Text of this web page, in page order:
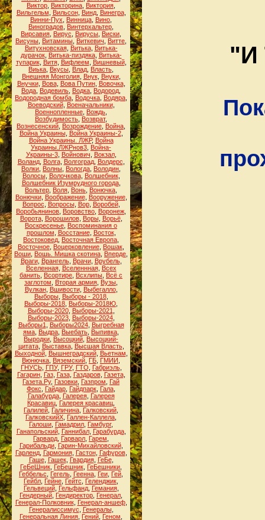
Виктор Викторина Виктория
Вильгельм
Вильсон, Винд, Винегра,
Винни-Пух
Винница Вино
Виноградов Винтерхальтер
Вирсавия Вирус Вирусы Виски
Висуны Витамины Виткевич Витте
Витухновская, Витька, Витька-
дурачок, Витька-пиздяка, Витька-
тупарик, Витя, Вифлеем Вишневый,
Виька Вкусы Влад Власть
Внешняя Монголия, Внук, Внуки,
Внучки, Вова, Вова Путин, Вовочка,
Вода Водевиль Водка Водород
Водородная бомба Водочка Водяра
Воеводский, Военачальники,
Военнопленные Вождь
Возбудимость Возврат,
Вознесенский Возрождение Война
Война Украины, Война Украины-2,
Война Украины. ЛЖР, Война
Украины.ЛЖРнов3 Война-
Украины-3, Войнович Вокзал,
Воланд, Волга, Волгоград, Волдерс
Волки Волны Вологда Володин
Волосы, Волочкова, Волшебник,
Волшебник Изумрудного города,
Вольтер Воля Вонь Вонючка
Вонючки, Воображение, Вооружение,
Вопрос
Вопросы, Вор, Воробей,
Воробьянинов Воровство Воронеж
Ворота, Ворошилов, Воры, Ворьё,
Воскресенье Воспоминания о
прошлом
Восстание, Восток,
Востоковед Восточная Европа
Восточное Воцерковление Вошак
Воши Вошь. Мишка скотина Вперде
Враги, Врангель, Врачи, Врубель,
Вселенная, Вселеннная, Всех
банить Всортире Всхлипы Всё с
заглотом
Вторая армия Вузы
Вулкан, Вшивости, Выбегалло,
Выборы, Выборы - 2018,
Выборы-2018 Выборы-2018Ю
Выборы-2020, Выборы-2021
Выборы-2023, Выборы-2024,
Выборы1
Выборы2024, Выгребная
яма Выдра Выебать Выпивка
Выродки Высоцкий Высоцкий-
цитата, Выставка, Высшая Власть,
Выходной, Вышнеградский, Вьетнам
Вюнючка Вяземский ГБ ГМИИ
ГНУСЬ, ГПУ, ГРУ, ГТО Габриэль,
Гагарин, Газ, Газа, Газдаров, Газета,
Газета.Ру, Газовки Газпром
Гай
Фокс
Гайдар Гайдпарк Гала
Галабурда, Галерея, Галерея
Красавиц Галерея красавиц
Галилей Галичина Галковский
ГалковскийХ Галлен-Каллела
Галоши Гамадрил Гамбург,
Ганапольский, Ганнибал, Гарабурда,
Гарвард Гарварл Гарем
Гарибальди, Гарин-Михайловский,
Гарленд, Гармония, Гастон, Гафуров,
Гаше, Гашек, Гвардия, ГеБе,
ГеБеШник ГеБешник ГеБешники
Геббельс
Гегель Геенна Геи Гей
Гейбл Гейне Гейтс Геленджик
Гельвеций, Гельфанд, Гемания,
Гендерный Гендиректор Генерал
Генерал-Полковник, Генерал-аншеф,
Генералиссимус
Генералы,
Генеральная Линия Гений Геном
"И